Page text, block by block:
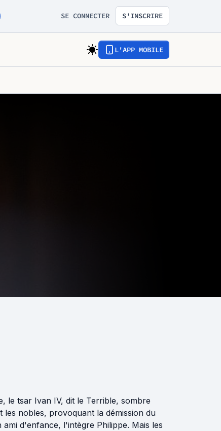
SE CONNECTER S'INSCRIRE
L'APP MOBILE
le tsar Ivan IV, dit le Terrible, sombre
les nobles, provoquant la démission du
d'enfance, l'intègre Philippe. Mais les